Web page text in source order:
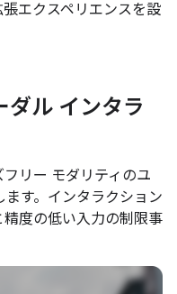
エクスペリエンスを設
ル インタラ
リー モダリティのユ
す。インタラクション
度の低い入力の制限事